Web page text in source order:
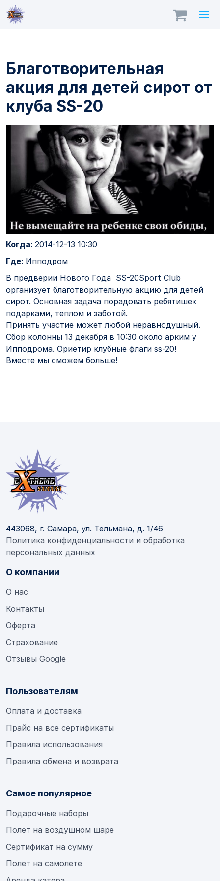
Благотворительная
акция для детей сирот от
клуба SS-20
Когда: 2014-12-13 10:30
Где: Ипподром
В предверии Нового Года SS-20Sport Club
организует благотворительную акцию для детей
сирот. Основная задача порадовать ребятишек
подарками, теплом и заботой.
Принять участие может любой неравнодушный.
Сбор колонны 13 декабря в 10:30 около арким у
Ипподрома. Ориетир клубные флаги ss-20!
Вместе мы сможем больше!
443068, г. Самара, ул. Тельмана, д. 1/46
Политика конфиденциальности и обработка
персональных данных
О компании
О нас
Контакты
Оферта
Страхование
Отзывы Google
Пользователям
Оплата и доставка
Прайс на все сертификаты
Правила использования
Правила обмена и возврата
Самое популярное
Подарочные наборы
Полет на воздушном шаре
Сертификат на сумму
Полет на самолете